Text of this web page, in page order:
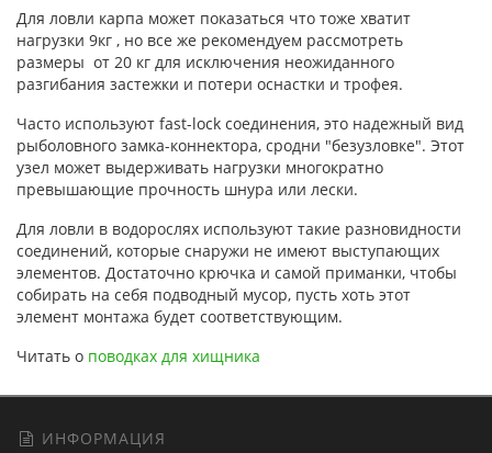
Для ловли карпа может показаться что тоже хватит
нагрузки 9кг , но все же рекомендуем рассмотреть
размеры от 20 кг для исключения неожиданного
разгибания застежки и потери оснастки и трофея.
Часто используют fast-lock соединения, это надежный вид
рыболовного замка-коннектора, сродни "безузловке". Этот
узел может выдерживать нагрузки многократно
превышающие прочность шнура или лески.
Для ловли в водорослях используют такие разновидности
соединений, которые снаружи не имеют выступающих
элементов. Достаточно крючка и самой приманки, чтобы
собирать на себя подводный мусор, пусть хоть этот
элемент монтажа будет соответствующим.
Читать о поводках для хищника
ИНФОРМАЦИЯ